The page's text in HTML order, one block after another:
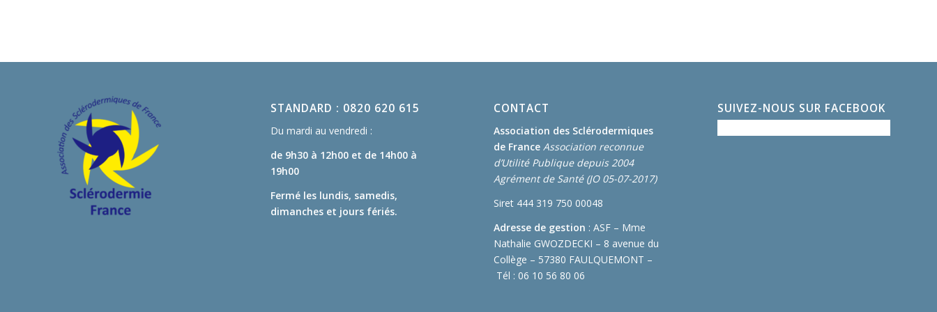
STANDARD : 0820 620 615
Du mardi au vendredi :
de 9h30 à 12h00 et de 14h00 à
19h00
Fermé les lundis, samedis,
dimanches et jours fériés.
CONTACT
Association des Sclérodermiques
de France Association reconnue
d’Utilité Publique depuis 2004
Agrément de Santé (JO 05-07-2017)
Siret 444 319 750 00048
Adresse de gestion : ASF – Mme
Nathalie GWOZDECKI – 8 avenue du
Collège – 57380 FAULQUEMONT –
Tél : 06 10 56 80 06
SUIVEZ-NOUS SUR FACEBOOK